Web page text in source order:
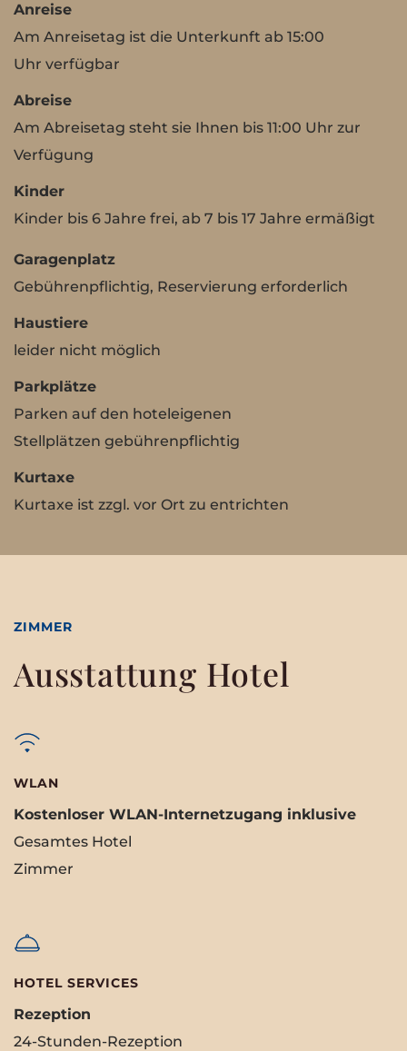
Anreise
Am Anreisetag ist die Unterkunft ab 15:00
Uhr verfügbar
Abreise
Am Abreisetag steht sie Ihnen bis 11:00 Uhr zur
Verfügung
Kinder
Kinder bis 6 Jahre frei, ab 7 bis 17 Jahre ermäßigt
Garagenplatz
Gebührenpflichtig, Reservierung erforderlich
Haustiere
leider nicht möglich
Parkplätze
Parken auf den hoteleigenen
Stellplätzen gebührenpflichtig
Kurtaxe
Kurtaxe ist zzgl. vor Ort zu entrichten
ZIMMER
Ausstattung Hotel
WLAN
Kostenloser WLAN-Internetzugang inklusive
Gesamtes Hotel
Zimmer
HOTEL SERVICES
Rezeption
24-Stunden-Rezeption